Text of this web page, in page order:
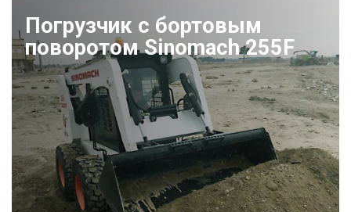
Погрузчик с бортовым
поворотом Sinomach 255F